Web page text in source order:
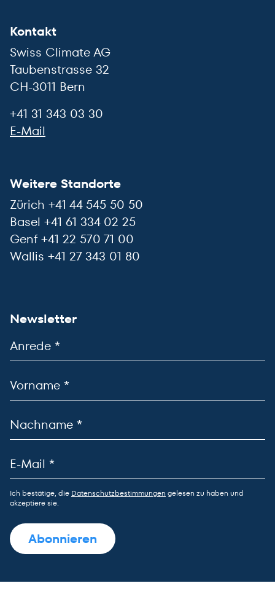
Kontakt
Swiss Climate AG
Taubenstrasse 32
CH-3011 Bern
+41 31 343 03 30
E-Mail
Weitere Standorte
Zürich +41 44 545 50 50
Basel +41 61 334 02 25
Genf +41 22 570 71 00
Wallis +41 27 343 01 80
Newsletter
Ich bestätige, die Datenschutzbestimmungen gelesen zu haben und
akzeptiere sie.